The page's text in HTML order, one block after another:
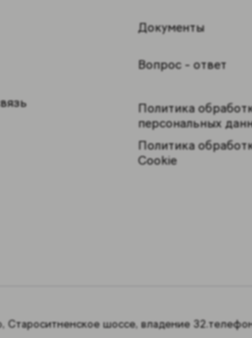
Документы
Вопрос - ответ
Политика
персональных
Политика
Cookie
Староситненское шоссе, владение 32.